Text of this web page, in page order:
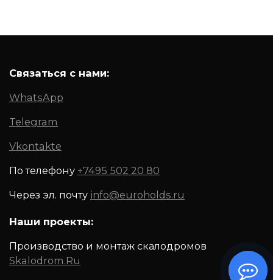
Связаться с нами:
WhatsApp
Telegram
Vkontakte
По телефону +7495 502 20 80
Через эл. почту info@euroholds.ru
Наши проекты:
Производство и монтаж скалодромов
Skalodrom.Ru